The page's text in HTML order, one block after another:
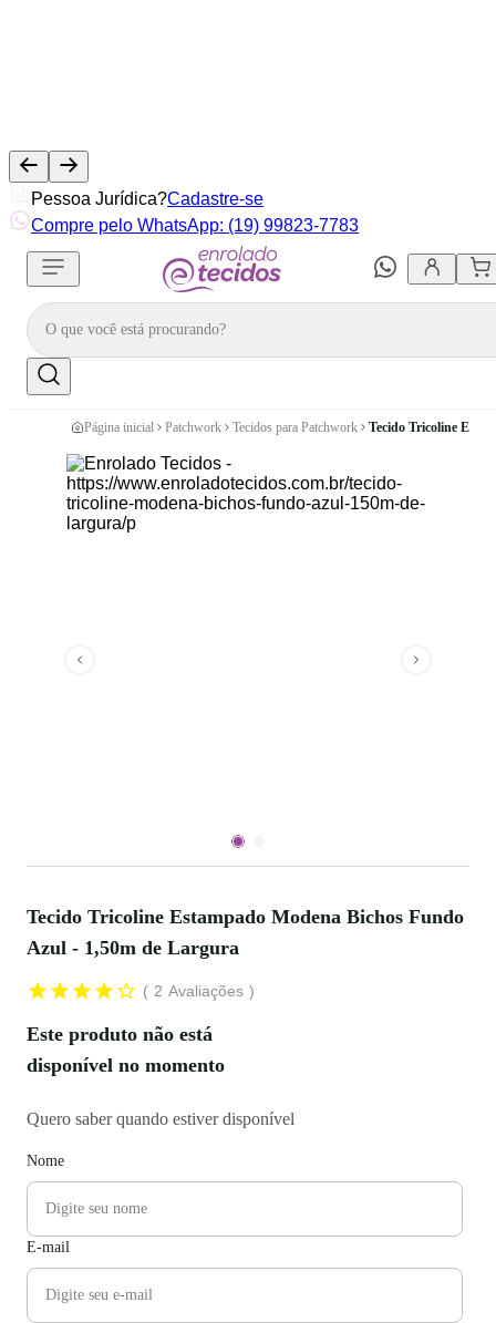
Pessoa Jurídica?Cadastre-se
Compre pelo WhatsApp: (19) 99823-7783
Página inicial Patchwork Tecidos para Patchwork Tecido Tricoline
Tecido Tricoline Estampado Modena Bichos Fundo
Azul - 1,50m de Largura
2 Avaliações
Este produto não está
disponível no momento
Quero saber quando estiver disponível
Nome
E-mail